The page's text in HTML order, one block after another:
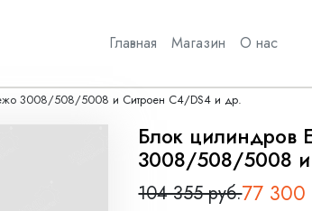
Главная Магазин О нас
3008/508/5008 и Ситроен С4/DS4 и др.
Блок цилиндров
3008/508/5008
104 355 руб.77 300